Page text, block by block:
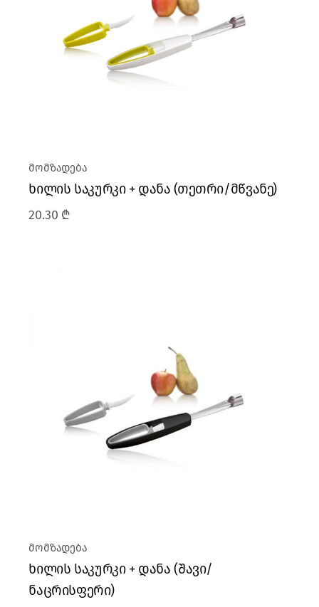
მომზადება
ხილის საკურკი + დანა (თეთრი/მწვანე)
20.30 ₾
მომზადება
ხილის საკურკი + დანა (შავი/
ნაცრისფერი)